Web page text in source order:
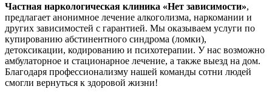
Частная наркологическая клиника «Нет зависимости»,
предлагает анонимное лечение алкоголизма, наркомании и
других зависимостей с гарантией. Мы оказываем услуги по
купированию абстинентного синдрома (ломки),
детоксикации, кодированию и психотерапии. У нас возможно
амбулаторное и стационарное лечение, а также выезд на дом.
Благодаря профессионализму нашей команды сотни людей
смогли вернуться к здоровой жизни!